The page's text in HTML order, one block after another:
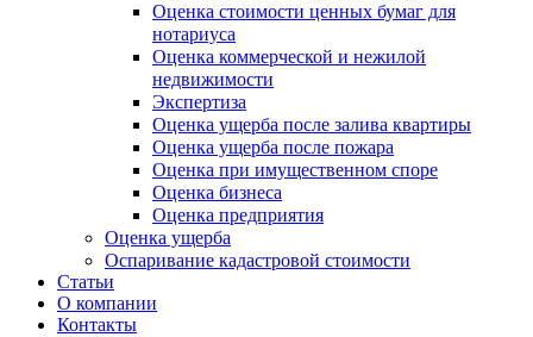
Оценка стоимости ценных бумаг для
нотариуса
Оценка коммерческой и нежилой
недвижимости
Экспертиза
Оценка ущерба после залива квартиры
Оценка ущерба после пожара
Оценка при имущественном споре
Оценка бизнеса
Оценка предприятия
Оценка ущерба
Оспаривание кадастровой стоимости
Статьи
О компании
Контакты